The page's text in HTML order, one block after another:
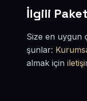
İlgili
Size en uygun
şunlar:
almak için